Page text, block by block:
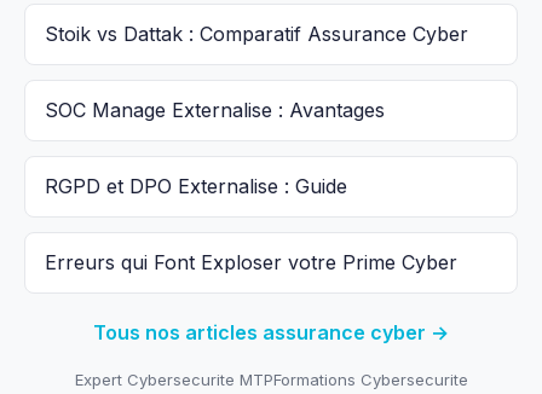
Stoik vs Dattak : Comparatif Assurance Cyber
SOC Manage Externalise : Avantages
RGPD et DPO Externalise : Guide
Erreurs qui Font Exploser votre Prime Cyber
Tous nos articles assurance cyber →
Expert Cybersecurite MTPFormations Cybersecurite